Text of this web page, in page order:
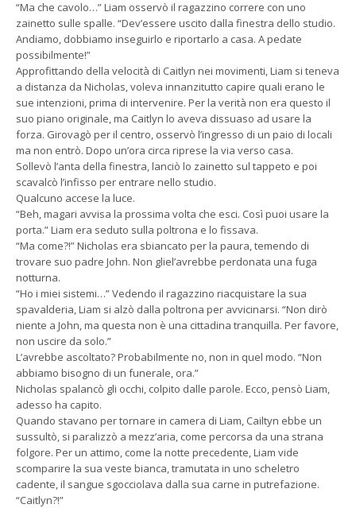
“Ma che cavolo…” Liam osservò il ragazzino correre con uno
zainetto sulle spalle. “Dev’essere uscito dalla finestra dello studio.
Andiamo, dobbiamo inseguirlo e riportarlo a casa. A pedate
possibilmente!”
Approfittando della velocità di Caitlyn nei movimenti, Liam si teneva
a distanza da Nicholas, voleva innanzitutto capire quali erano le
sue intenzioni, prima di intervenire. Per la verità non era questo il
suo piano originale, ma Caitlyn lo aveva dissuaso ad usare la
forza. Girovagò per il centro, osservò l’ingresso di un paio di locali
ma non entrò. Dopo un’ora circa riprese la via verso casa.
Sollevò l’anta della finestra, lanciò lo zainetto sul tappeto e poi
scavalcò l’infisso per entrare nello studio.
Qualcuno accese la luce.
“Beh, magari avvisa la prossima volta che esci. Così puoi usare la
porta.” Liam era seduto sulla poltrona e lo fissava.
“Ma come?!” Nicholas era sbiancato per la paura, temendo di
trovare suo padre John. Non gliel’avrebbe perdonata una fuga
notturna.
“Ho i miei sistemi…” Vedendo il ragazzino riacquistare la sua
spavalderia, Liam si alzò dalla poltrona per avvicinarsi. “Non dirò
niente a John, ma questa non è una cittadina tranquilla. Per favore,
non uscire da solo.”
L’avrebbe ascoltato? Probabilmente no, non in quel modo. “Non
abbiamo bisogno di un funerale, ora.”
Nicholas spalancò gli occhi, colpito dalle parole. Ecco, pensò Liam,
adesso ha capito.
Quando stavano per tornare in camera di Liam, Cailtyn ebbe un
sussultò, si paralizzò a mezz’aria, come percorsa da una strana
folgore. Per un attimo, come la notte precedente, Liam vide
scomparire la sua veste bianca, tramutata in uno scheletro
cadente, il sangue sgocciolava dalla sua carne in putrefazione.
“Caitlyn?!”